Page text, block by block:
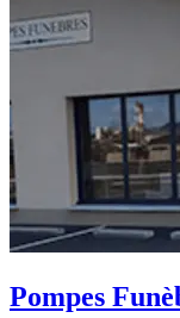
Pompes